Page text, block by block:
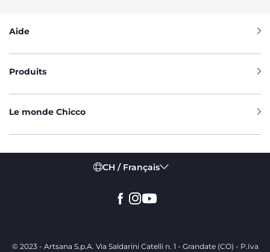
Aide
Produits
Le monde Chicco
CH / Français
© 2023 - Artsana S.p.A. Via Saldarini Catelli n. 1 - Grandate (CO) - P.Iva